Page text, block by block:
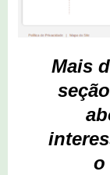
Mais
o